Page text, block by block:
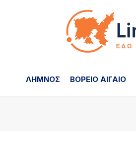
ΛΗΜΝΟΣ ΒΟΡΕΙΟ ΑΙΓΑΙΟ